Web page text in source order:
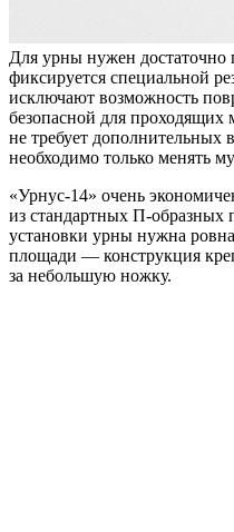
Для урны нужен достаточно
фиксируется специальной
исключают возможность
безопасной для
не требует дополнительных
необходимо только менять
«Урнус-14» очень
из стандартных П-образных
установки урны нужна
площади — конструкция
за небольшую ножку.